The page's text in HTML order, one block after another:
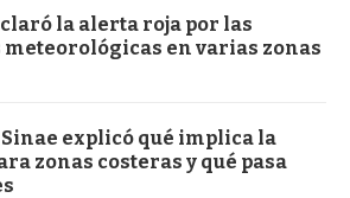
la alerta roja por las
en varias zonas
explicó qué implica la
zonas costeras y qué pasa